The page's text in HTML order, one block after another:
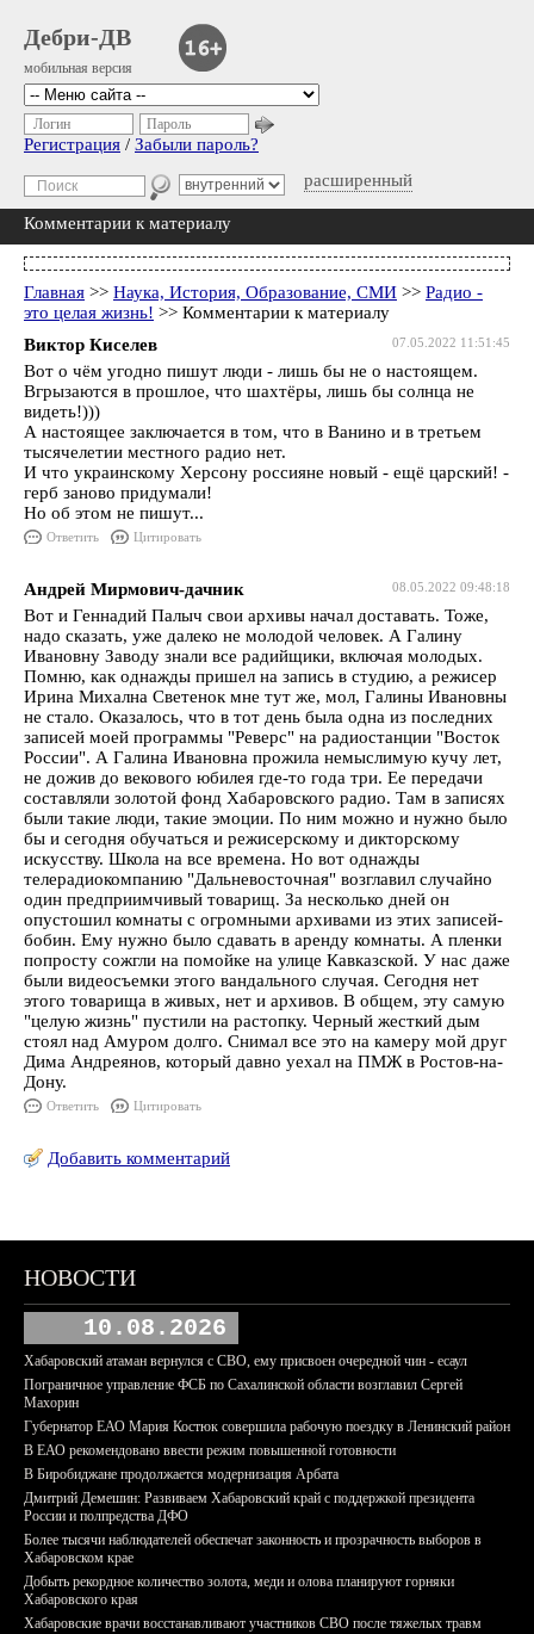
Дебри-ДВ
мобильная версия
расширенный
Логин Пароль
Регистрация / Забыли пароль?
Комментарии к материалу
Главная >> Наука, История, Образование, СМИ >> Радио -
это целая жизнь! >> Комментарии к материалу
07.05.2022 11:51:45
Виктор Киселев
Вот о чём угодно пишут люди - лишь бы не о настоящем.
Вгрызаются в прошлое, что шахтёры, лишь бы солнца не
видеть!)))
А настоящее заключается в том, что в Ванино и в третьем
тысячелетии местного радио нет.
И что украинскому Херсону россияне новый - ещё царский! -
герб заново придумали!
Но об этом не пишут...
Ответить Цитировать
08.05.2022 09:48:18
Андрей Мирмович-дачник
Вот и Геннадий Палыч свои архивы начал доставать. Тоже,
надо сказать, уже далеко не молодой человек. А Галину
Ивановну Заводу знали все радийщики, включая молодых.
Помню, как однажды пришел на запись в студию, а режисер
Ирина Михална Светенок мне тут же, мол, Галины Ивановны
не стало. Оказалось, что в тот день была одна из последних
записей моей программы "Реверс" на радиостанции "Восток
России". А Галина Ивановна прожила немыслимую кучу лет,
не дожив до векового юбилея где-то года три. Ее передачи
составляли золотой фонд Хабаровского радио. Там в записях
были такие люди, такие эмоции. По ним можно и нужно было
бы и сегодня обучаться и режисерскому и дикторскому
искусству. Школа на все времена. Но вот однажды
телерадиокомпанию "Дальневосточная" возглавил случайно
один предприимчивый товарищ. За несколько дней он
опустошил комнаты с огромными архивами из этих записей-
бобин. Ему нужно было сдавать в аренду комнаты. А пленки
попросту сожгли на помойке на улице Кавказской. У нас даже
были видеосъемки этого вандального случая. Сегодня нет
этого товарища в живых, нет и архивов. В общем, эту самую
"целую жизнь" пустили на растопку. Черный жесткий дым
стоял над Амуром долго. Снимал все это на камеру мой друг
Дима Андреянов, который давно уехал на ПМЖ в Ростов-на-
Дону.
Ответить Цитировать
Добавить комментарий
НОВОСТИ
10.08.2026
Хабаровский атаман вернулся с СВО, ему присвоен очередной чин - есаул
Пограничное управление ФСБ по Сахалинской области возглавил Сергей
Махорин
Губернатор ЕАО Мария Костюк совершила рабочую поездку в Ленинский район
В ЕАО рекомендовано ввести режим повышенной готовности
В Биробиджане продолжается модернизация Арбата
Дмитрий Демешин: Развиваем Хабаровский край с поддержкой президента
России и полпредства ДФО
Более тысячи наблюдателей обеспечат законность и прозрачность выборов в
Хабаровском крае
Добыть рекордное количество золота, меди и олова планируют горняки
Хабаровского края
Хабаровские врачи восстанавливают участников СВО после тяжелых травм